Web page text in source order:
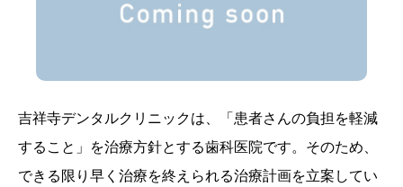
吉祥寺デンタルクリニックは、「患者さんの負担を軽減
すること」を治療方針とする歯科医院です。そのため、
できる限り早く治療を終えられる治療計画を立案してい